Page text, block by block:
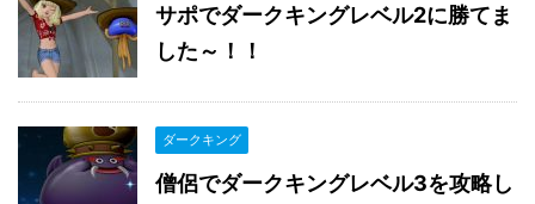
サポでダークキングレベル2に勝てま
した～！！
ダークキング
僧侶でダークキングレベル3を攻略し